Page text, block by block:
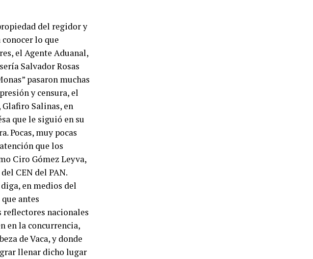
del regidor y
lo que
el Agente Aduanal,
Salvador Rosas
pasaron muchas
y censura, el
Salinas, en
que le siguió en su
Pocas, muy pocas
que los
Ciro Gómez Leyva,
CEN del PAN.
en medios del
antes
reflectores nacionales
en la concurrencia,
de Vaca, y donde
llenar dicho lugar